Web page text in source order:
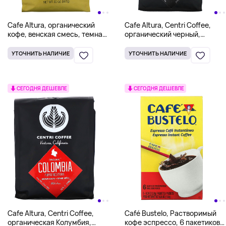
Cafe Altura, органический
кофе, венская смесь, темная
567 г (20 унций)
УТОЧНИТЬ НАЛИЧИЕ
Cafe Altura, Centri Coffee,
органический черный,
цельные зерна, вкус
эспрессо, 340 г (12 унций)
УТОЧНИТЬ НАЛИЧИЕ
СЕГОДНЯ ДЕШЕВЛЕ
Cafe Altura, Centri Coffee,
органическая Колумбия,
СЕГОДНЯ ДЕШЕВЛЕ
Café Bustelo, Растворимый
кофе эспрессо, 6 пакетиков